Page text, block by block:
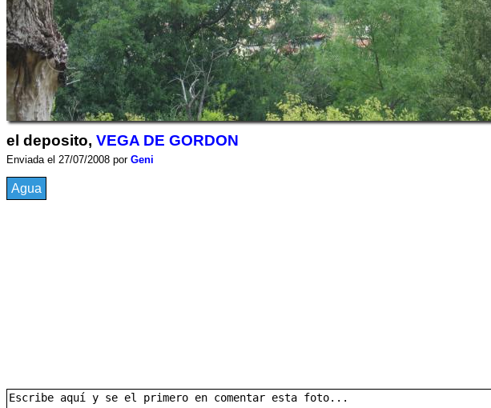
el deposito, VEGA DE GORDON
Enviada el 27/07/2008 por Geni
Agua